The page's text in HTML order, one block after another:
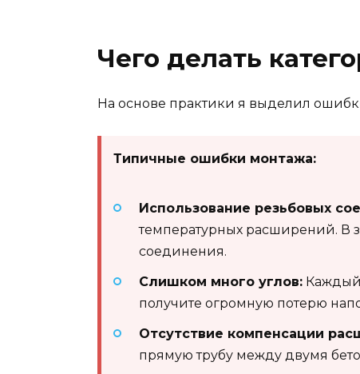
Чего делать
На основе практики я выделил
Типичные ошибки монтажа:
Использование резьбовых
температурных расширений. В
соединения.
Слишком много углов: Каждый
получите огромную потерю
Отсутствие компенсации
прямую трубу между двумя